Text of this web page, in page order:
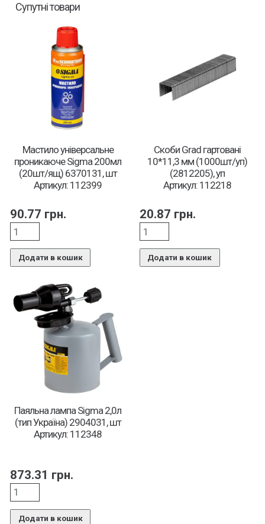
Супутні товари
Мастило універсальне
проникаюче Sigma 200мл
(20шт/ящ) 6370131, шт
Артикул: 112399
90.77 грн.
Додати в кошик
Скоби Grad гартовані
10*11,3 мм (1000шт/уп)
(2812205), уп
Артикул: 112218
20.87 грн.
Додати в кошик
Паяльна лампа Sigma 2,0л
(тип Україна) 2904031, шт
Артикул: 112348
873.31 грн.
Додати в кошик